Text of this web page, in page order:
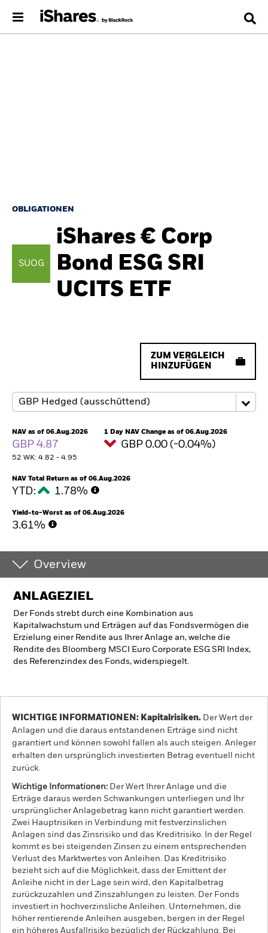
OBLIGATIONEN
SUOG
iShares € Corp
Bond ESG SRI
UCITS ETF
ZUM VERGLEICH
HINZUFÜGEN
NAV as of 06.Aug.2026
GBP 4.87
52 WK: 4.82 - 4.95
1 Day NAV Change as of 06.Aug.2026
GBP 0.00 (-0.04%)
NAV Total Return as of 06.Aug.2026
YTD: 1.78%
Yield-to-Worst as of 06.Aug.2026
3.61%
Overview
ANLAGEZIEL
Der Fonds strebt durch eine Kombination aus
Kapitalwachstum und Erträgen auf das Fondsvermögen die
Erzielung einer Rendite aus Ihrer Anlage an, welche die
Rendite des Bloomberg MSCI Euro Corporate ESG SRI Index,
des Referenzindex des Fonds, widerspiegelt.
WICHTIGE INFORMATIONEN: Kapitalrisiken. Der Wert der
Anlagen und die daraus entstandenen Erträge sind nicht
garantiert und können sowohl fallen als auch steigen. Anleger
erhalten den ursprünglich investierten Betrag eventuell nicht
zurück.
Wichtige Informationen: Der Wert Ihrer Anlage und die
Erträge daraus werden Schwankungen unterliegen und Ihr
ursprünglicher Anlagebetrag kann nicht garantiert werden.
Zwei Hauptrisiken in Verbindung mit festverzinslichen
Anlagen sind das Zinsrisiko und das Kreditrisiko. In der Regel
kommt es bei steigenden Zinsen zu einem entsprechenden
Verlust des Marktwertes von Anleihen. Das Kreditrisiko
bezieht sich auf die Möglichkeit, dass der Emittent der
Anleihe nicht in der Lage sein wird, den Kapitalbetrag
zurückzuzahlen und Zinszahlungen zu leisten. Der Fonds
investiert in hochverzinsliche Anleihen. Unternehmen, die
höher rentierende Anleihen ausgeben, bergen in der Regel
ein höheres Ausfallrisiko bezüglich der Rückzahlung. Bei